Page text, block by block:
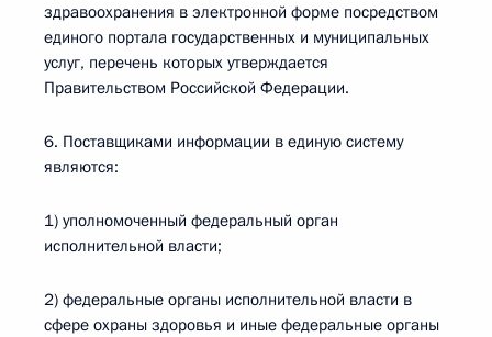
здравоохранения в электронной форме посредством
единого портала государственных и муниципальных
услуг, перечень которых утверждается
Правительством Российской Федерации.
6. Поставщиками информации в единую систему
являются:
1) уполномоченный федеральный орган
исполнительной власти;
2) федеральные органы исполнительной власти в
сфере охраны здоровья и иные федеральные органы